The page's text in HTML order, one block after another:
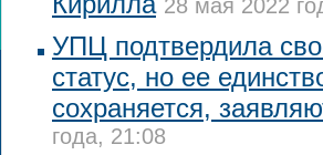
28 мая 2022
УПЦ подтвердила
статус, но ее
сохраняется,
года, 21:08